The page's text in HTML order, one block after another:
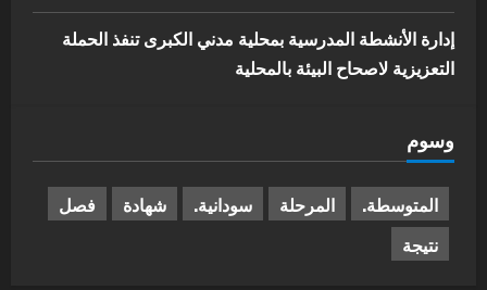
إدارة الأنشطة المدرسية بمحلية مدني الكبرى تنفذ الحملة
التعزيزية لاصحاح البيئة بالمحلية
وسوم
المتوسطة. المرحلة سودانية. شهادة
فصل
نتيجة